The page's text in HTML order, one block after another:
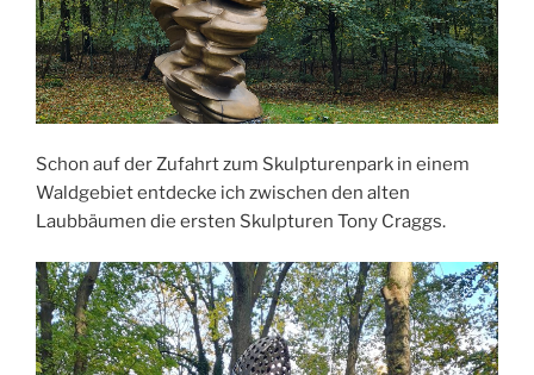
Schon auf der Zufahrt zum Skulpturenpark in einem
Waldgebiet entdecke ich zwischen den alten
Laubbäumen die ersten Skulpturen Tony Craggs.